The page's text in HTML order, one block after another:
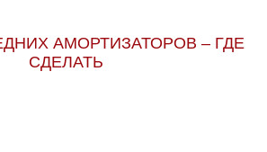
АМОРТИЗАТОРОВ – ГДЕ
СДЕЛАТЬ